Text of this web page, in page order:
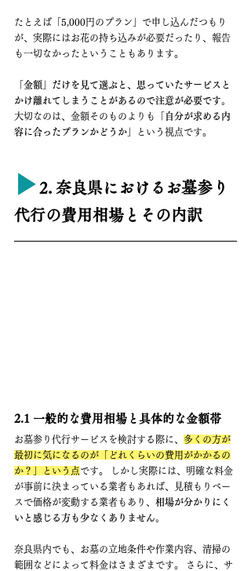
たとえば「5,000円のプラン」で申し込んだつもり
が、実際にはお花の持ち込みが必要だったり、報告
も一切なかったということもあります。
「金額」だけを見て選ぶと、思っていたサービスと
かけ離れてしまうことがあるので注意が必要です。
大切なのは、金額そのものよりも
「自分が求める内
容に合ったプランかどうか」
という視点です。
▶︎ 2. 奈良県におけるお墓参り
代行の費用相場とその内訳
2.1 一般的な費用相場と具体的な金額帯
お墓参り代行サービスを検討する際に、 多くの方が
最初に気になるのが「どれくらいの費用がかかるの
か？」という点です。 しかし実際には、明確な料金
が事前に決まっている業者もあれば、見積もりベー
スで価格が変動する業者もあり、 相場が分かりにく
いと感じる方も少なくありません。
奈良県内でも、お墓の立地条件や作業内容、清掃の
範囲などによって料金はさまざまです。 さらに、サ